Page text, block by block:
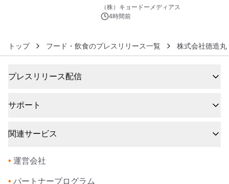
界。ジョン・ウィリアムズ：シネマ・
スペクタキュラー・コンサート 開催決
（株）キョードーメディアス
4時間前
トップ フード・飲食のプレスリリース一覧 株式会社徳造丸
プレスリリース配信
サポート
関連サービス
• 運営会社
• パートナープログラム